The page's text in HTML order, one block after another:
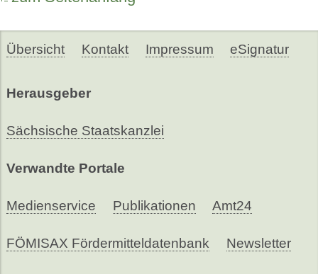
Übersicht Kontakt Impressum eSignatur
Herausgeber
Sächsische Staatskanzlei
Verwandte Portale
Medienservice Publikationen Amt24
FÖMISAX Fördermitteldatenbank Newsletter